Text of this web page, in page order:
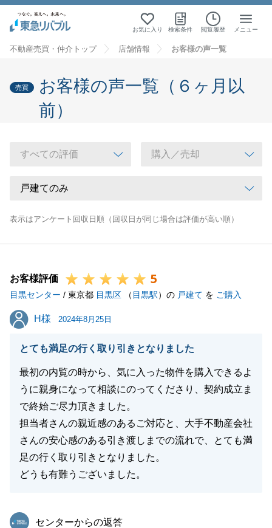
お気に入り 検索条件 閲覧履歴 メニュー
不動産売買・仲介トップ 店舗情報 お客様の声一覧
売買
お客様の声一覧（６ヶ月以
前）
表示はアンケート回収日順（回収日が同じ場合は評価が高い順）
お客様評価 5
目黒センター / 東京都 目黒区 （ 目黒駅）の 戸建て を ご購入
H様
H様 2024年8月25日
とても満足の行く取り引きとなりました
最初の内覧の時から、気に入った物件を購入できるよ
うに親身になって相談にのってくださり、契約成立ま
で終始ご尽力頂きました。
担当者さんの親近感のあるご対応と、大手不動産会社
さんの安心感のある引き渡しまでの流れで、とても満
足の行く取り引きとなりました。
どうも有難うございました。
東急リバブル
センターからの返答